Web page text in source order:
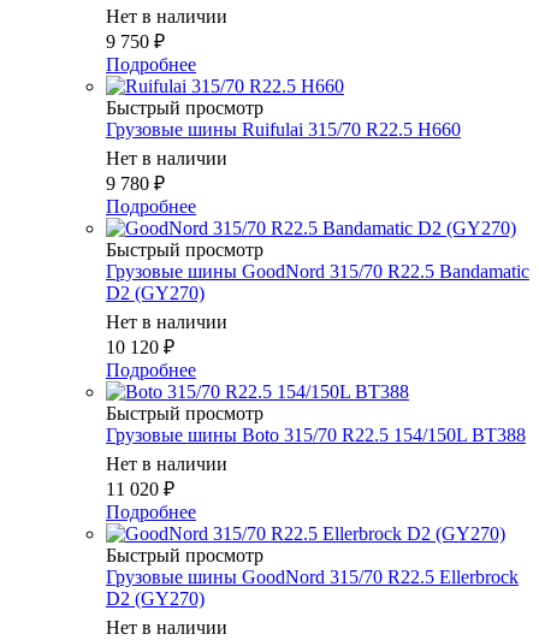
Нет в наличии
9 750 ₽
Подробнее
Быстрый просмотр
Грузовые шины Ruifulai 315/70 R22.5 H660
Нет в наличии
9 780 ₽
Подробнее
Быстрый просмотр
Грузовые шины GoodNord 315/70 R22.5 Bandamatic
D2 (GY270)
Нет в наличии
10 120 ₽
Подробнее
Быстрый просмотр
Грузовые шины Boto 315/70 R22.5 154/150L BT388
Нет в наличии
11 020 ₽
Подробнее
Быстрый просмотр
Грузовые шины GoodNord 315/70 R22.5 Ellerbrock
D2 (GY270)
Нет в наличии